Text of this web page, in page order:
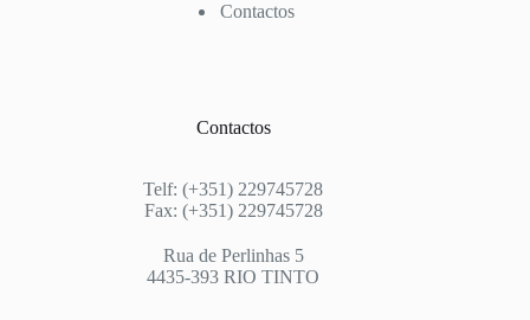
Contactos
Contactos
Telf: (+351) 229745728
Fax: (+351) 229745728
Rua de Perlinhas 5
4435-393 RIO TINTO